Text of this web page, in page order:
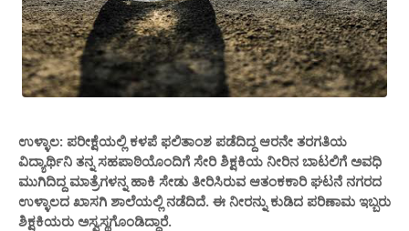
ಉಳ್ಳಾಲ: ಪರೀಕ್ಷೆಯಲ್ಲಿ ಕಳಪೆ ಫಲಿತಾಂಶ ಪಡೆದಿದ್ದ ಆರನೇ ತರಗತಿಯ
ವಿದ್ಯಾರ್ಥಿನಿ ತನ್ನ ಸಹಪಾಠಿಯೊಂದಿಗೆ ಸೇರಿ ಶಿಕ್ಷಕಿಯ ನೀರಿನ ಬಾಟಲಿಗೆ ಅವಧಿ
ಮುಗಿದಿದ್ದ ಮಾತ್ರೆಗಳನ್ನ ಹಾಕಿ ಸೇಡು ತೀರಿಸಿರುವ ಆತಂಕಕಾರಿ ಘಟನೆ ನಗರದ
ಉಳ್ಳಾಲದ ಖಾಸಗಿ ಶಾಲೆಯಲ್ಲಿ ನಡೆದಿದೆ. ಈ ನೀರನ್ನು ಕುಡಿದ ಪರಿಣಾಮ ಇಬ್ಬರು
ಶಿಕ್ಷಕಿಯರು ಅಸ್ವಸ್ಥಗೊಂಡಿದ್ದಾರೆ.